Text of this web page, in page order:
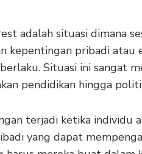
adalah situasi dimana
kepentingan pribadi atau
Situasi ini sangat
pendidikan hingga
terjadi ketika individu
yang dapat